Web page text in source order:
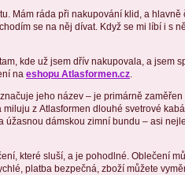
Mám ráda při nakupování klid, a hlavně
se na něj dívat. Když se mi líbí i s
kde už jsem dřív nakupovala, a jsem
na eshopu Atlasformen.cz
jeho název – je primárně
z Atlasformen dlouhé svetrové
úžasnou dámskou zimní bundu – asi
které sluší, a je pohodlné. Oblečení
platba bezpečná, zboží můžete